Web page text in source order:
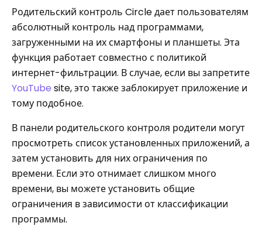
Родительский контроль Circle дает пользователям
абсолютный контроль над программами,
загруженными на их смартфоны и планшеты. Эта
функция работает совместно с политикой
интернет-фильтрации. В случае, если вы запретите
YouTube site, это также заблокирует приложение и
тому подобное.
В панели родительского контроля родители могут
просмотреть список установленных приложений, а
затем установить для них ограничения по
времени. Если это отнимает слишком много
времени, вы можете установить общие
ограничения в зависимости от классификации
программы.